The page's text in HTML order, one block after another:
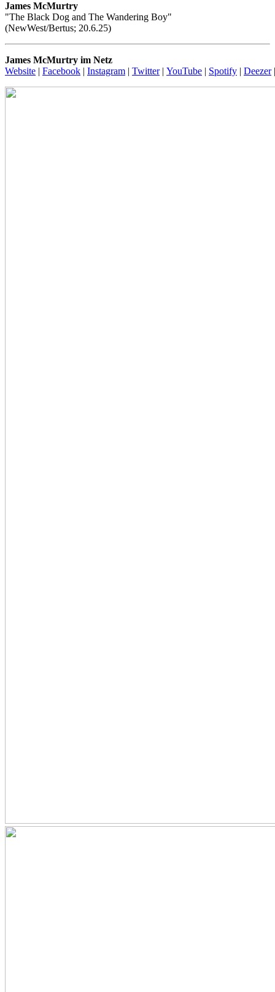
James McMurtry
"The Black Dog and The Wandering Boy"
(NewWest/Bertus; 20.6.25)
James McMurtry im Netz
Website | Facebook | Instagram | Twitter| YouTube | Spotify | Deezer